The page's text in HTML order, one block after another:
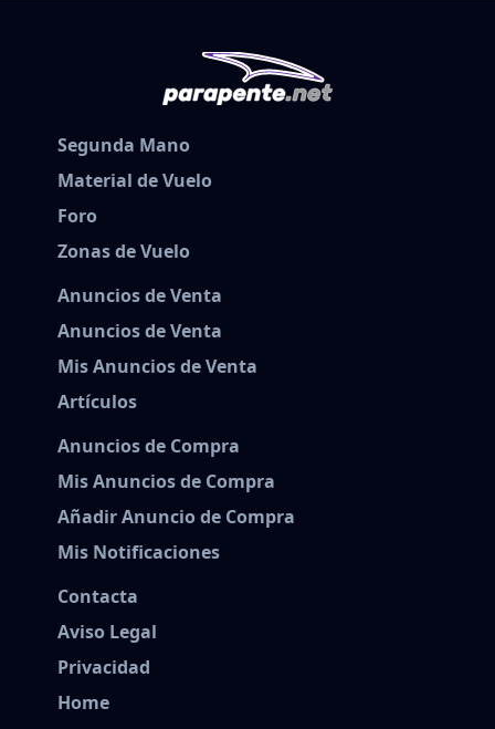
Segunda Mano
Material de Vuelo
Foro
Zonas de Vuelo
Anuncios de Venta
Anuncios de Venta
Mis Anuncios de Venta
Artículos
Anuncios de Compra
Mis Anuncios de Compra
Añadir Anuncio de Compra
Mis Notificaciones
Contacta
Aviso Legal
Privacidad
Home